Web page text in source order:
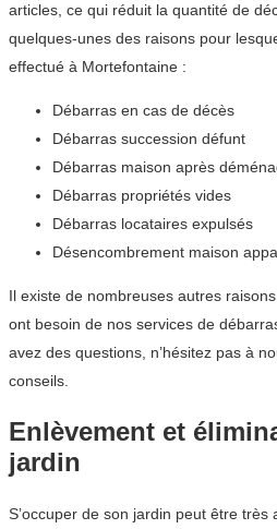
articles, ce qui réduit la quantité de
quelques-unes des raisons pour
effectué à Mortefontaine :
Débarras en cas de décès
Débarras succession défunt
Débarras maison après
Débarras propriétés vides
Débarras locataires expulsés
Désencombrement maison
Il existe de nombreuses autres
ont besoin de nos services de
avez des questions, n’hésitez pas à
conseils.
Enlèvement et
jardin
S’occuper de son jardin peut être très